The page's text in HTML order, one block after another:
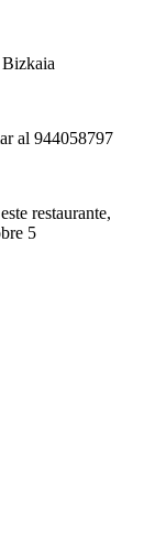
al 944058797
restaurante,
5